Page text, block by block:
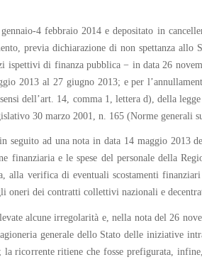
4 febbraio 2014 e depositato in
previa dichiarazione di non spettanza
ispettivi di finanza pubblica − in data 26
2013 al 27 giugno 2013; e per
dell’art. 14, comma 1, lettera d), della
30 marzo 2001, n. 165 (Norme generali
seguito ad una nota in data 14 maggio 2013
finanziaria e le spese del personale della
alla verifica di eventuali scostamenti
oneri dei contratti collettivi nazionali e
alcune irregolarità e, nella nota del 26
generale dello Stato delle iniziative
ricorrente ritiene che fosse prefigurata,